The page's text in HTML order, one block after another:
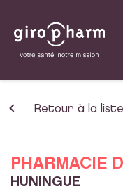
Retour à la
PHARMACIE
HUNINGUE